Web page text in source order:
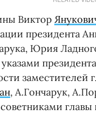
Виктор
президента
Юрия
заместителей
, А.Гончарук,
главы